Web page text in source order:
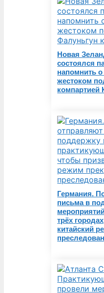
Новая
состоялся
напомнить
жестоком
компартией
Германия.
письма в
трёх
китайский